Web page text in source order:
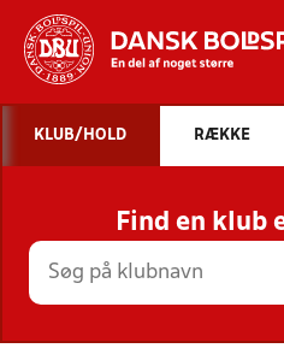
STILLINGER,
KLUB/HOLD RÆKKE
Find en klub